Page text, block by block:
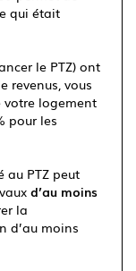
qui était
le PTZ) ont
revenus, vous
votre logement
pour les
au PTZ peut
d’au moins
la
d’au moins